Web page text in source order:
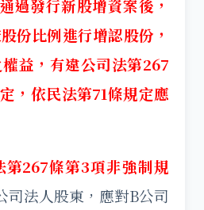
過發行新股增資案後，
份比例進行增認股份，
益，有違公司法第267
，依民法第71條規定應
第267條第3項非強制規
司法人股東，應對B公司